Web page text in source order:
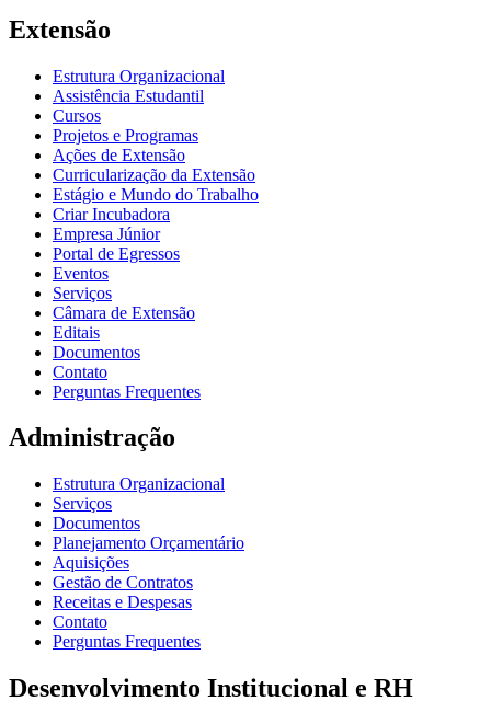
Extensão
Estrutura Organizacional
Assistência Estudantil
Cursos
Projetos e Programas
Ações de Extensão
Curricularização da Extensão
Estágio e Mundo do Trabalho
Criar Incubadora
Empresa Júnior
Portal de Egressos
Eventos
Serviços
Câmara de Extensão
Editais
Documentos
Contato
Perguntas Frequentes
Administração
Estrutura Organizacional
Serviços
Documentos
Planejamento Orçamentário
Aquisições
Gestão de Contratos
Receitas e Despesas
Contato
Perguntas Frequentes
Desenvolvimento Institucional e RH